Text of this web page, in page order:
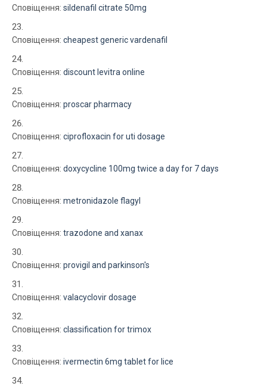
Сповіщення: sildenafil citrate 50mg
Сповіщення: cheapest generic vardenafil
Сповіщення: discount levitra online
Сповіщення: proscar pharmacy
Сповіщення: ciprofloxacin for uti dosage
Сповіщення: doxycycline 100mg twice a day for 7 days
Сповіщення: metronidazole flagyl
Сповіщення: trazodone and xanax
Сповіщення: provigil and parkinson's
Сповіщення: valacyclovir dosage
Сповіщення: classification for trimox
Сповіщення: ivermectin 6mg tablet for lice